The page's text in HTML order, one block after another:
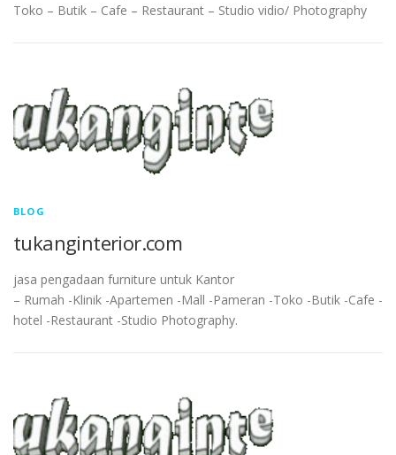
Toko – Butik – Cafe – Restaurant – Studio vidio/ Photography
BLOG
tukanginterior.com
jasa pengadaan furniture untuk Kantor
– Rumah -Klinik -Apartemen -Mall -Pameran -Toko -Butik -Cafe -
hotel -Restaurant -Studio Photography.